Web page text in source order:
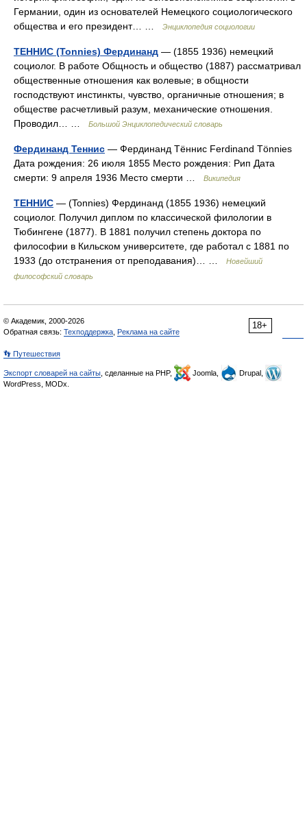
Германии, один из основателей Немецкого социологического
общества и его президент… …
Энциклопедия социологии
ТЕННИС (Tonnies) Фердинанд — (1855 1936) немецкий
социолог. В работе Общность и общество (1887) рассматривал
общественные отношения как волевые; в общности
господствуют инстинкты, чувство, органичные отношения; в
обществе расчетливый разум, механические отношения.
Проводил… …
Большой Энциклопедический словарь
Фердинанд Теннис — Фердинанд Тённис Ferdinand Tönnies
Дата рождения: 26 июля 1855 Место рождения: Рип Дата
смерти: 9 апреля 1936 Место смерти …
Википедия
ТЕННИС — (Tonnies) Фердинанд (1855 1936) немецкий
социолог. Получил диплом по классической филологии в
Тюбингене (1877). В 1881 получил степень доктора по
философии в Кильском университете, где работал с 1881 по
1933 (до отстранения от преподавания)… …
Новейший
философский словарь
18+
© Академик, 2000-2026
Обратная связь: Техподдержка Реклама на сайте
👣 Путешествия
Экспорт словарей на сайты , сделанные на PHP, Joomla,
Drupal,
WordPress, MODx.